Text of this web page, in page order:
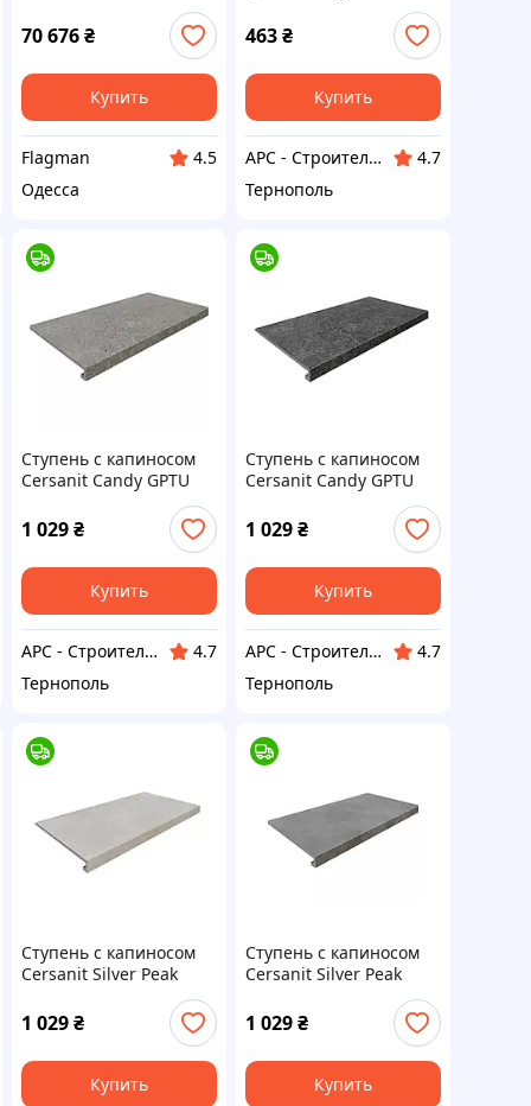
70 676₴
Купить
Flagman
4.5
Одесса
463₴
Купить
АРС - Строительный интернет-гипермаркет
4.7
Тернополь
Ступень с капиносом
Cersanit Candy GPTU
607 Grey 31,8*59,8 см
серый
1 029₴
Купить
АРС - Строительный интернет-гипермаркет
4.7
Тернополь
Ступень с капиносом
Cersanit Candy GPTU
607 Graphite 31,8*59,8
см графит
1 029₴
Купить
АРС - Строительный интернет-гипермаркет
4.7
Тернополь
Ступень с капиносом
Cersanit Silver Peak
31,8*59,8 см светло-
серая
1 029₴
Купить
Ступень с капиносом
Cersanit Silver Peak
31,8*59,8 см серая
1 029₴
Купить